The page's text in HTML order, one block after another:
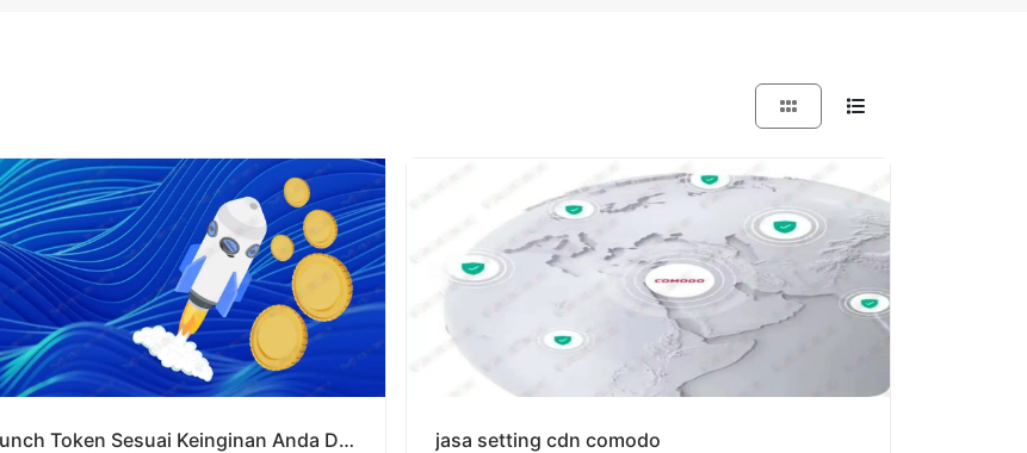
Jasa Launch Token Sesuai Keinginan Anda Di Jaringan BNB & Solana,Sampai Siap Presale jasa setting cdn comodo